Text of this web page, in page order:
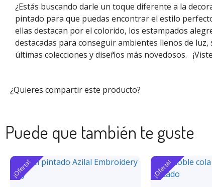
¿Estás buscando darle un toque diferente a la
pintado para que puedas encontrar el estilo
ellas destacan por el colorido, los estampados
destacadas para conseguir ambientes llenos de
últimas colecciones y diseños más novedosos.
¿Quieres compartir este producto?
Puede que también te guste
¡Oferta! ¡Oferta!